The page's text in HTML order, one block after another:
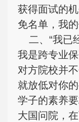
获得面试的
免名单，我
二、“我已
我是跨专业
对方院校并
就放低对你
学子的素养
大国问院，